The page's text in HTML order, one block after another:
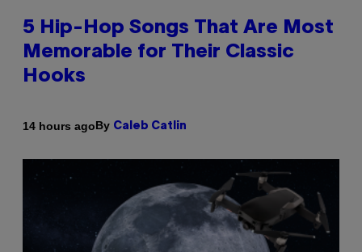
5 Hip-Hop Songs That Are Most
Memorable for Their Classic
Hooks
14 hours agoBy Caleb Catlin